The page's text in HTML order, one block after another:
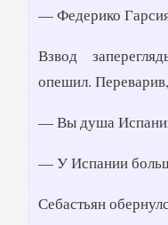
— Федерико
Взвод
опешил.
— Вы душа
— У Испании
Себастьян